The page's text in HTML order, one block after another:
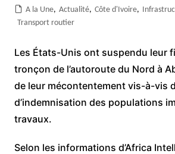
A la Une, Actualité, Côte d'Ivoire,
Transport routier
Les États-Unis ont suspendu leur
tronçon de l’autoroute du Nord à
de leur mécontentement vis-à-vis
d’indemnisation des populations
travaux.
Selon les informations d’Africa